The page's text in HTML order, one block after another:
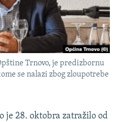
Trnovo, je predizbornu
se nalazi zbog zloupotrebe
je 28. oktobra zatražilo od